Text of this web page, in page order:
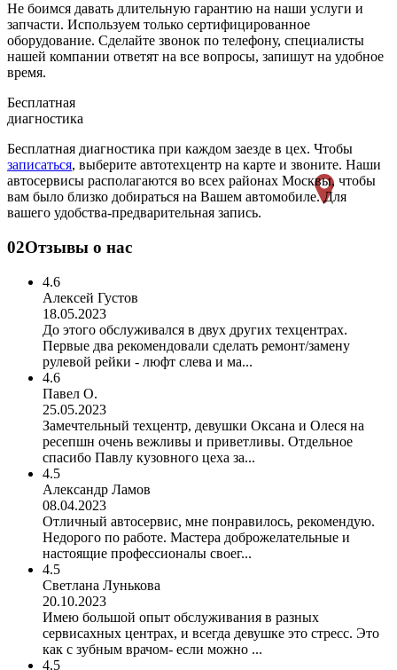
Не боимся давать длительную гарантию на наши услуги и
запчасти. Используем только сертифицированное
оборудование. Сделайте звонок по телефону, специалисты
нашей компании ответят на все вопросы, запишут на удобное
время.
Бесплатная
диагностика
Бесплатная диагностика при каждом заезде в цех. Чтобы
записаться, выберите автотехцентр на карте и звоните. Наши
автосервисы располагаются во всех районах Москвы, чтобы
вам было близко добираться на Вашем автомобиле. Для
вашего удобства-предварительная запись.
02Отзывы о нас
4.6
Алексей Густов
18.05.2023
До этого обслуживался в двух других техцентрах.
Первые два рекомендовали сделать ремонт/замену
рулевой рейки - люфт слева и ма...
4.6
Павел О.
25.05.2023
Замечтельный техцентр, девушки Оксана и Олеся на
ресепшн очень вежливы и приветливы. Отдельное
спасибо Павлу кузовного цеха за...
4.5
Александр Ламов
08.04.2023
Отличный автосервис, мне понравилось, рекомендую.
Недорого по работе. Мастера доброжелательные и
настоящие профессионалы своег...
4.5
Светлана Лунькова
20.10.2023
Имею большой опыт обслуживания в разных
сервисахных центрах, и всегда девушке это стресс. Это
как с зубным врачом- если можно ...
4.5